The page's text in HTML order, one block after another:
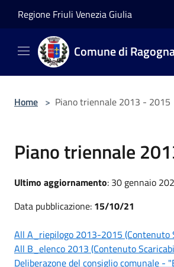
Regione Friuli Venezia Giulia
Comune di
Home > Piano triennale 2013 - 2015
Piano triennale
Ultimo aggiornamento: 30 gennaio
Data pubblicazione: 15/10/21
All A_riepilogo 2013-2015 (Contenuto
All B_elenco 2013 (Contenuto
Deliberazone del consiglio comunale -